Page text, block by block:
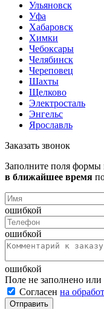
Ульяновск
Уфа
Хабаровск
Химки
Чебоксары
Челябинск
Череповец
Шахты
Щелково
Электросталь
Энгельс
Ярославль
Заказать звонок
Заполните поля
в ближайшее время
ошибкой
ошибкой
ошибкой
Поле не заполнено
Согласен на